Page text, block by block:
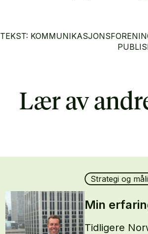
TEKST:
Lær av
Strategi og
Min
Tidligere